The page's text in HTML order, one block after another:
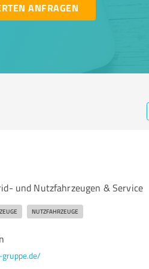
ANFRAGEN
und Nutzfahrzeugen & Service
NUTZFAHRZEUGE